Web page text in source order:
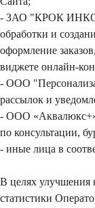
- ЗАО "КРОК
обработки и
оформление
виджете онлайн-
- ООО
рассылок и
- ООО «Аквалюкс+»
по консультации,
- иные лица в
В целях улучшения
статистики